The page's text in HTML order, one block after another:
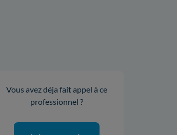
Vous avez déja fait appel à ce
professionnel ?